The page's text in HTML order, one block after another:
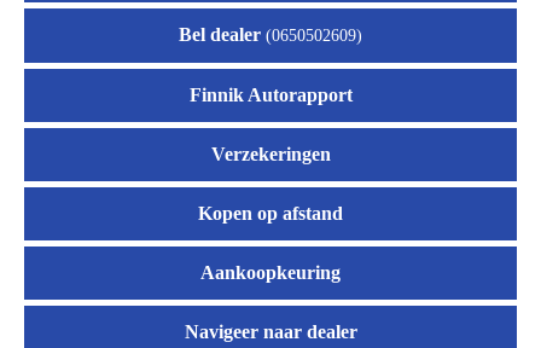
Bel dealer (0650502609)
Finnik Autorapport
Verzekeringen
Kopen op afstand
Aankoopkeuring
Navigeer naar dealer